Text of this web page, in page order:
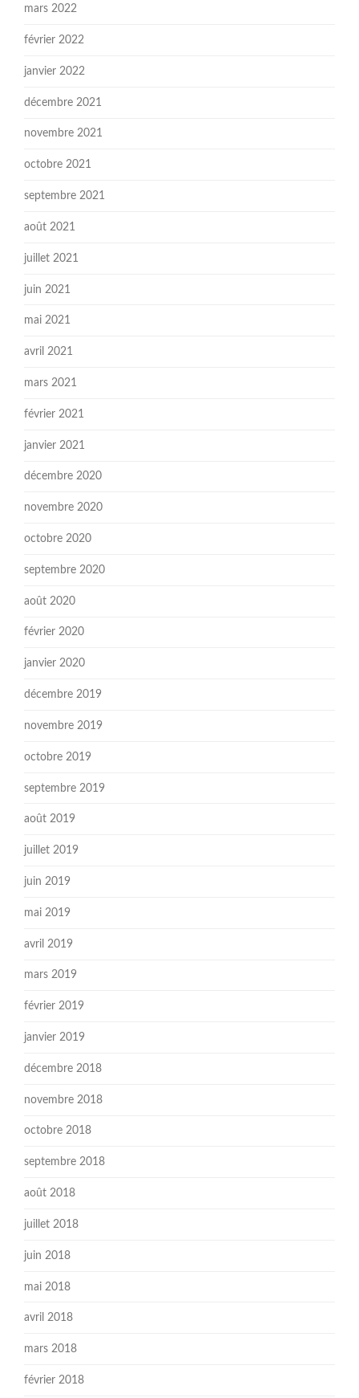
mars 2022
février 2022
janvier 2022
décembre 2021
novembre 2021
octobre 2021
septembre 2021
août 2021
juillet 2021
juin 2021
mai 2021
avril 2021
mars 2021
février 2021
janvier 2021
décembre 2020
novembre 2020
octobre 2020
septembre 2020
août 2020
février 2020
janvier 2020
décembre 2019
novembre 2019
octobre 2019
septembre 2019
août 2019
juillet 2019
juin 2019
mai 2019
avril 2019
mars 2019
février 2019
janvier 2019
décembre 2018
novembre 2018
octobre 2018
septembre 2018
août 2018
juillet 2018
juin 2018
mai 2018
avril 2018
mars 2018
février 2018